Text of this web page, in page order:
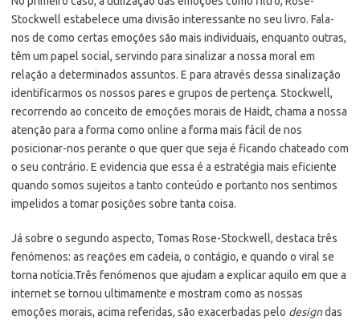
Stockwell estabelece uma divisão interessante no seu livro. Fala-
nos de como certas emoções são mais individuais, enquanto outras,
têm um papel social, servindo para sinalizar a nossa moral em
relação a determinados assuntos. E para através dessa sinalização
identificarmos os nossos pares e grupos de pertença. Stockwell,
recorrendo ao conceito de emoções morais de Haidt, chama a nossa
atenção para a forma como online a forma mais fácil de nos
posicionar-nos perante o que quer que seja é ficando chateado com
o seu contrário. E evidencia que essa é a estratégia mais eficiente
quando somos sujeitos a tanto conteúdo e portanto nos sentimos
impelidos a tomar posições sobre tanta coisa.
Já sobre o segundo aspecto, Tomas Rose-Stockwell, destaca três
fenómenos: as reações em cadeia, o contágio, e quando o viral se
torna notícia.Três fenómenos que ajudam a explicar aquilo em que a
internet se tornou ultimamente e mostram como as nossas
emoções morais, acima referidas, são exacerbadas pelo designdas